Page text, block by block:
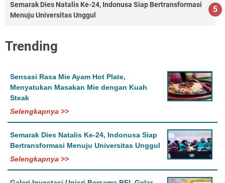
Semarak Dies Natalis Ke-24, Indonusa Siap Bertransformasi
Menuju Universitas Unggul
Trending
Sensasi Rasa Mie Ayam Hot Plate,
Menyatukan Masakan Mie dengan Kuah
Steak
Selengkapnya >>
Semarak Dies Natalis Ke-24, Indonusa Siap
Bertransformasi Menuju Universitas Unggul
Selengkapnya >>